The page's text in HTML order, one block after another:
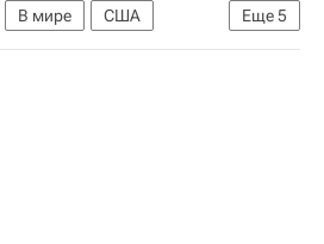
Еще5
В мире
США
Владимир Зеленский